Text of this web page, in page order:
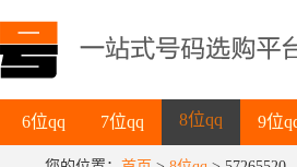
6位qq
6位qq
7位qq 8位qq 9位